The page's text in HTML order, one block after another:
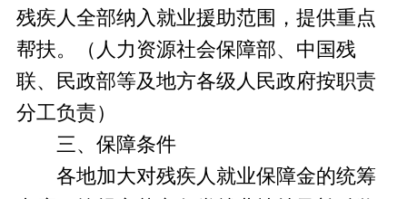
残疾人全部纳入就业援助范围，提供重点
帮扶。（人力资源社会保障部、中国残
联、民政部等及地方各级人民政府按职责
分工负责）
三、保障条件
各地加大对残疾人就业保障金的统筹